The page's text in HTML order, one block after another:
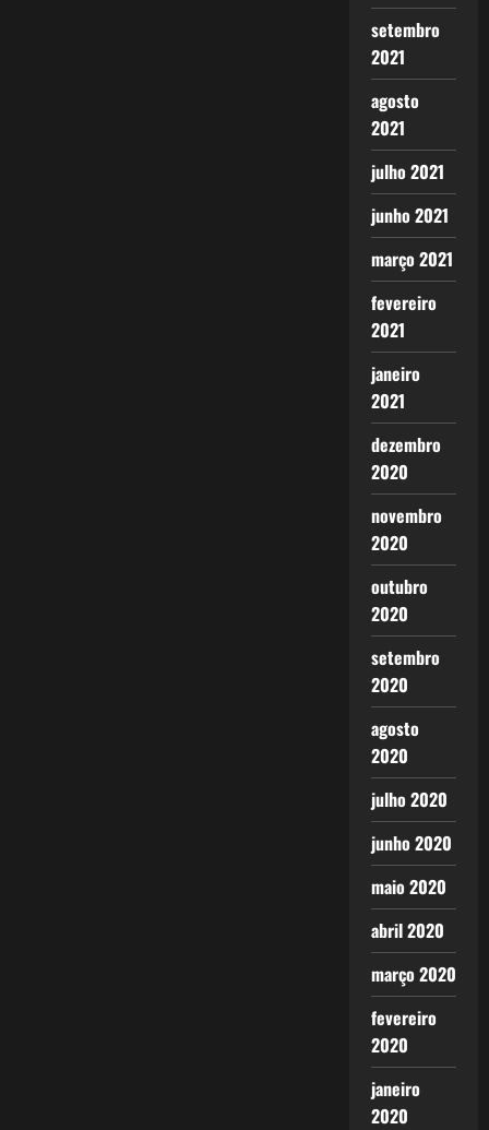
setembro
2021
agosto
2021
julho 2021
junho 2021
março 2021
fevereiro
2021
janeiro
2021
dezembro
2020
novembro
2020
outubro
2020
setembro
2020
agosto
2020
julho 2020
junho 2020
maio 2020
abril 2020
março 2020
fevereiro
2020
janeiro
2020